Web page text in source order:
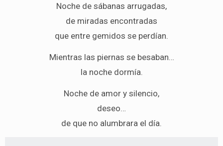
Noche de sábanas arrugadas,
de miradas encontradas
que entre gemidos se perdían.
Mientras las piernas se besaban…
la noche dormía.
Noche de amor y silencio,
deseo…
de que no alumbrara el día.